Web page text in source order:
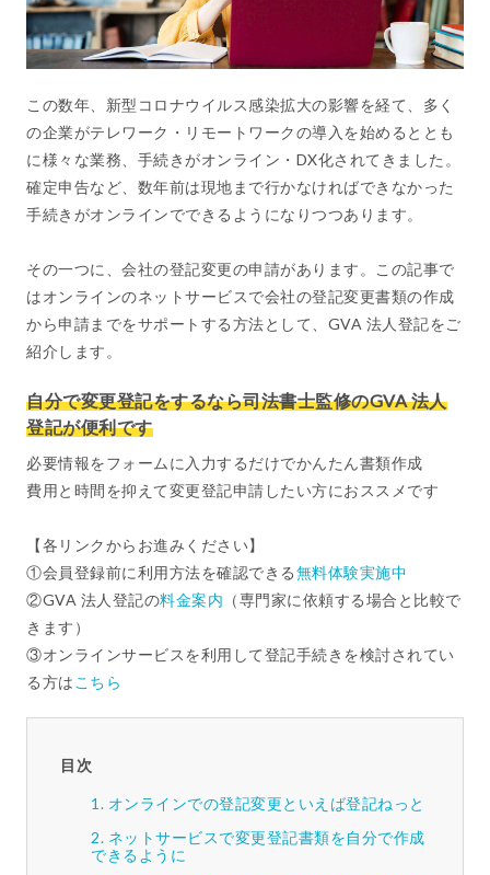
この数年、新型コロナウイルス感染拡大の影響を経て、多く
の企業がテレワーク・リモートワークの導入を始めるととも
に様々な業務、手続きがオンライン・DX化されてきました。
確定申告など、数年前は現地まで行かなければできなかった
手続きがオンラインでできるようになりつつあります。
その一つに、会社の登記変更の申請があります。この記事で
はオンラインのネットサービスで会社の登記変更書類の作成
から申請までをサポートする方法として、GVA 法人登記をご
紹介します。
自分で変更登記をするなら司法書士監修のGVA 法人
登記が便利です
必要情報をフォームに入力するだけでかんたん書類作成
費用と時間を抑えて変更登記申請したい方におススメです
【各リンクからお進みください】
①会員登録前に利用方法を確認できる無料体験実施中
②GVA 法人登記の料金案内 （専門家に依頼する場合と比較で
きます）
③オンラインサービスを利用して登記手続きを検討されてい
る方は こちら
目次
オンラインでの登記変更といえば登記ねっと
ネットサービスで変更登記書類を自分で作成
できるように